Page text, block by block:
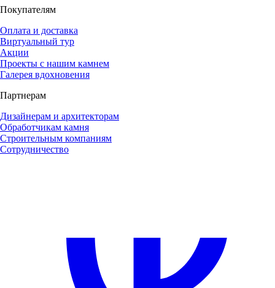
Покупателям
Оплата и доставка
Виртуальный тур
Акции
Проекты с нашим камнем
Галерея вдохновения
Партнерам
Дизайнерам и архитекторам
Обработчикам камня
Строительным компаниям
Сотрудничество